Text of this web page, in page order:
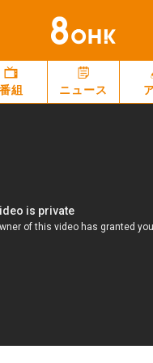
番組 ニュース